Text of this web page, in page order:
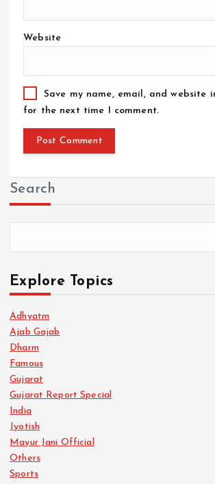
Website
Save my name, email, and website
for the next time I comment.
Search
Explore Topics
Adhyatm
Ajab Gajab
Dharm
Famous
Gujarat
Gujarat Report Special
India
Jyotish
Mayur Jani Official
Others
Sports